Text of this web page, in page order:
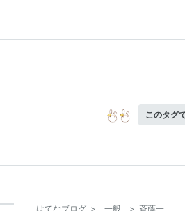
このタグ
はてなブログ > 一般 > 斉藤一